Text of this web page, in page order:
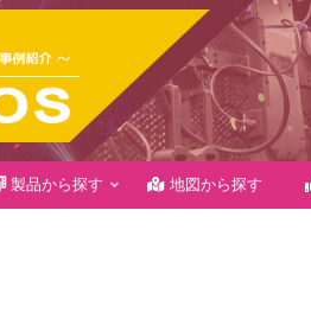
製品から探す 地図から探す